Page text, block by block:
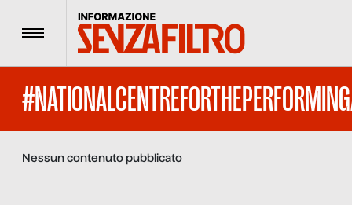
Menu
Nessun contenuto pubblicato